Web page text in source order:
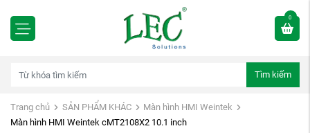
0
Tìm kiếm
Trang chủ SẢN PHẨM KHÁC
Màn hình HMI Weintek
Màn hình HMI Weintek cMT2108X2 10.1 inch